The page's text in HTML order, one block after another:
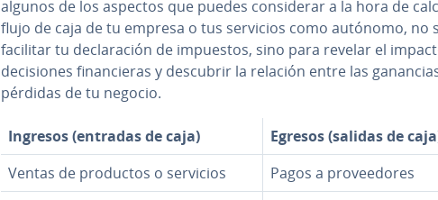
algunos de los aspectos que puedes co­n­si­de­rar a la hora de
flujo de caja de tu empresa o tus servicios como autónomo, no
facilitar tu de­cla­ra­ción de impuestos, sino para revelar el
de­ci­sio­nes fi­na­n­cie­ras y descubrir la relación entre las
pérdidas de tu negocio.
Ingresos (entradas de caja)
Egresos (salidas de
Ventas de productos o servicios
Pagos a pro­vee­do­res